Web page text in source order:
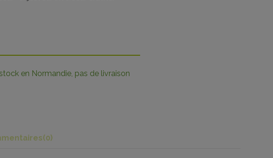
en Normandie, pas de livraison
(0)